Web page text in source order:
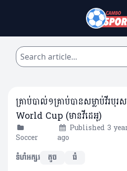
គ្រាប់បាល់១គ្រាប់បានសម្លាប់វីរបុ
World Cup (មានវីដេអូ)
Soccer
Published 3
ago
ទំហំអក្សរ
តូច ធំ